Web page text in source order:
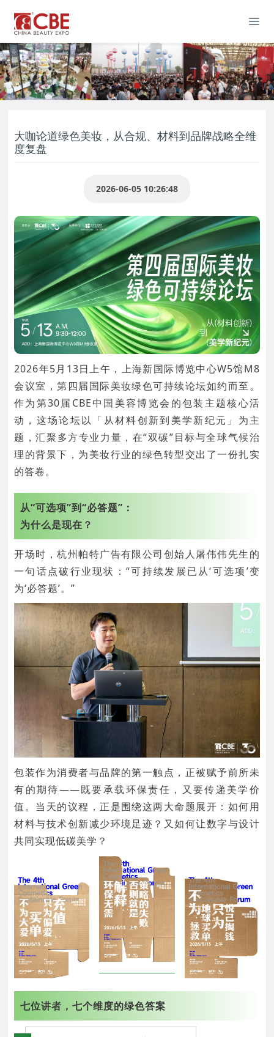
大咖论道绿色美妆，从合规、材料到品牌战略全维
度复盘
2026-06-05 10:26:48
2026年5月13日上午，上海新国际博览中心W5馆M8
会议室，第四届国际美妆绿色可持续论坛如约而至。
作为第30届CBE中国美容博览会的包装主题核心活
动，这场论坛以「从材料创新到美学新纪元」为主
题，汇聚多方专业力量，在“双碳”目标与全球气候治
理的背景下，为美妆行业的绿色转型交出了一份扎实
的答卷。
从“可选项”到“必答题”：
为什么是现在？
开场时，杭州帕特广告有限公司创始人屠伟伟先生的
一句话点破行业现状：“可持续发展已从‘可选项’变
为‘必答题’。”
包装作为消费者与品牌的第一触点，正被赋予前所未
有的期待——既要承载环保责任，又要传递美学价
值。当天的议程，正是围绕这两大命题展开：如何用
材料与技术创新减少环境足迹？又如何让数字与设计
共同实现低碳美学？
七位讲者，七个维度的绿色答案